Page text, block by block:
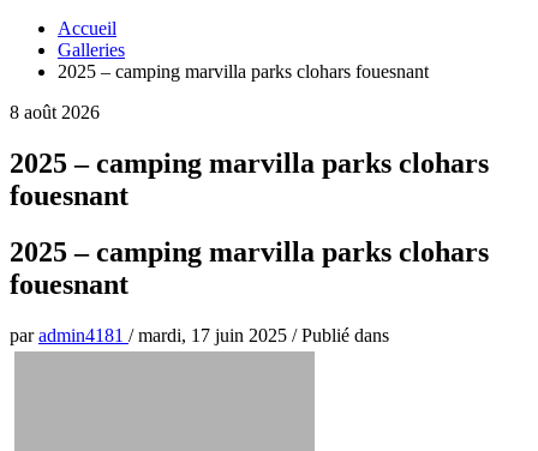
Accueil
Galleries
2025 – camping marvilla parks clohars fouesnant
8 août 2026
2025 – camping marvilla parks clohars
fouesnant
2025 – camping marvilla parks clohars
fouesnant
paradmin4181 /mardi, 17 juin 2025 /Publié dans